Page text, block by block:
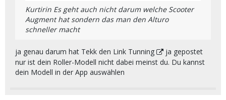
Kurtirin Es geht auch nicht darum welche Scooter
Augment hat sondern das man den Alturo
schneller macht
ja genau darum hat Tekk den Link Tunning
ja gepostet
nur ist dein Roller-Modell nicht dabei meinst du. Du kannst
dein Modell in der App auswählen